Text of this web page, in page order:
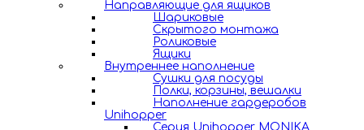
Направляющие для ящиков
Шариковые
Скрытого монтажа
Роликовые
Ящики
Внутреннее наполнение
Сушки для посуды
Полки, корзины, вешалки
Наполнение гардеробов
Unihopper
Серия Unihopper MONIKA